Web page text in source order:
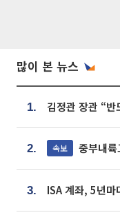
많이 본 뉴스
1.
2. 속보 중부내
3. ISA 계좌, 5년